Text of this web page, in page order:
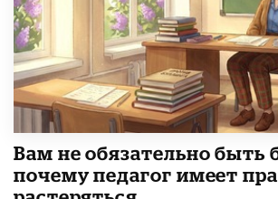
​Вам не обязательно быть
почему педагог имеет